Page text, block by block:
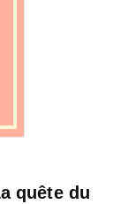
quête du